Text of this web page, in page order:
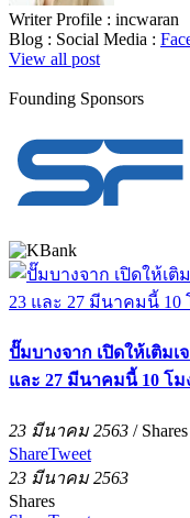
Writer Profile : incwaran
Blog : Social Media :
View all post
Founding Sponsors
ปั๊มบางจาก เปิดให้เติม
และ 27 มีนาคมนี้ 10 โม
23 มีนาคม 2563 / Shares
ShareTweet
23 มีนาคม 2563
Shares